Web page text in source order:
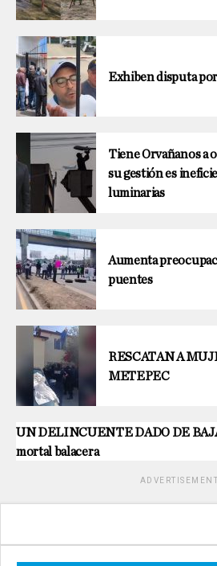
Exhiben disputa
Tiene Orvañanos a
su gestión es
luminarias
Aumenta
puentes
RESCATAN A
METEPEC
UN DELINCUENTE DADO DE
mortal balacera
ADVERTISEMENT